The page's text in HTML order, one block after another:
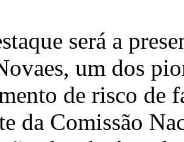
será a
um dos
de risco de
da Comissão